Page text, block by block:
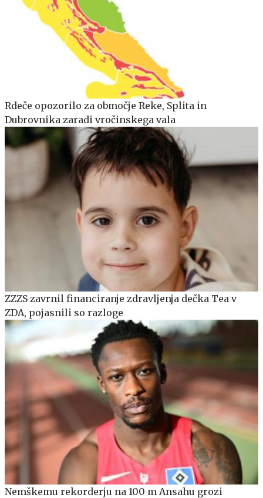
Rdeče opozorilo za območje Reke, Splita in
Dubrovnika zaradi vročinskega vala
ZZZS zavrnil financiranje zdravljenja dečka Tea v
ZDA, pojasnili so razloge
Nemškemu rekorderju na 100 m Ansahu grozi